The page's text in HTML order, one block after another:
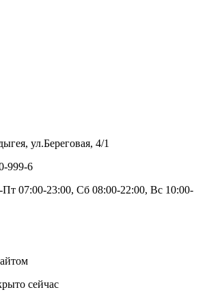
ул.Береговая, 4/1
999-6
07:00-23:00, Сб 08:00-22:00, Вс 10:00-
сейчас